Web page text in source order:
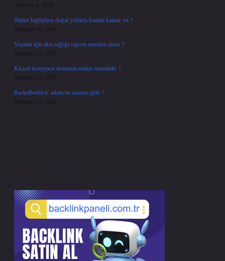
Ağustos 4, 2026
Tüpler bağlıyken doğal yollarla hamile kalınır mı ?
Temmuz 30, 2026
Yaşlılar için akıl sağlığı raporu nereden alınır ?
Temmuz 25, 2026
Kişisel koruyucu donanım neden önemlidir ?
Temmuz 25, 2026
Basketbolda 6. adam ne anlama gelir ?
Temmuz 21, 2026